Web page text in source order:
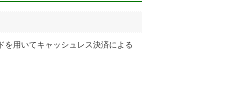
用いてキャッシュレス決済による